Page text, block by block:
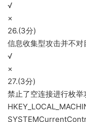
√
×
26.(3分)
信息收集型攻击并不对
√
×
27.(3分)
禁止了空连接进行枚